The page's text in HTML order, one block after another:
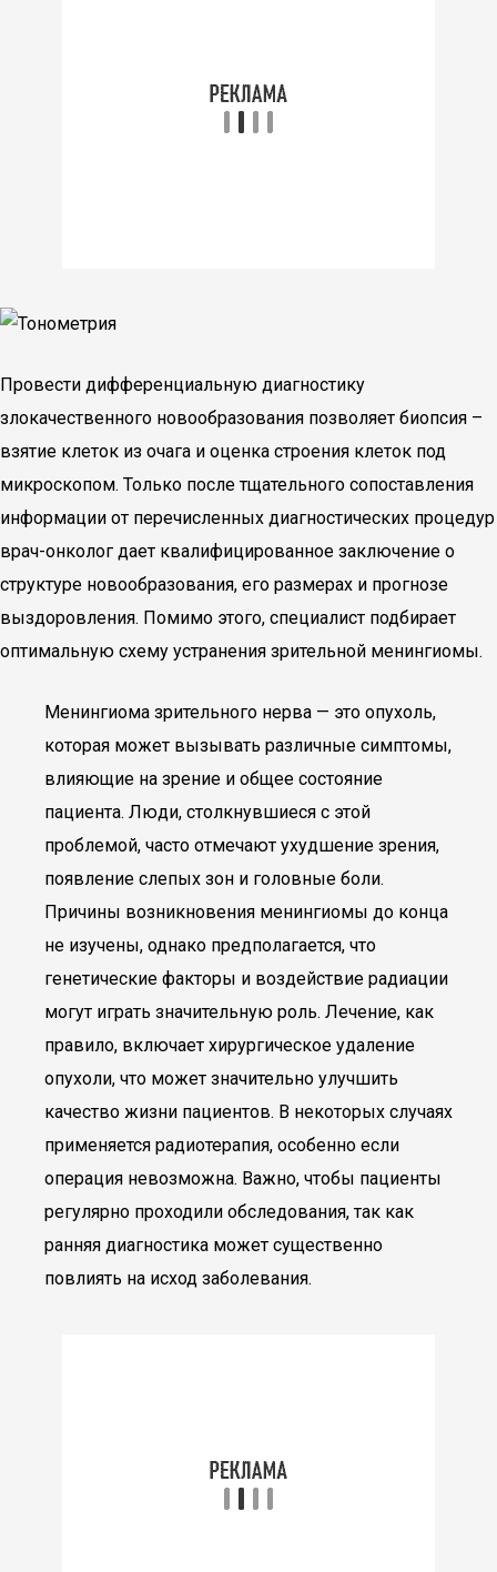
Провести дифференциальную диагностику
злокачественного новообразования позволяет биопсия –
взятие клеток из очага и оценка строения клеток под
микроскопом. Только после тщательного сопоставления
информации от перечисленных диагностических процедур
врач-онколог дает квалифицированное заключение о
структуре новообразования, его размерах и прогнозе
выздоровления. Помимо этого, специалист подбирает
оптимальную схему устранения зрительной менингиомы.
Менингиома зрительного нерва — это опухоль,
которая может вызывать различные симптомы,
влияющие на зрение и общее состояние
пациента. Люди, столкнувшиеся с этой
проблемой, часто отмечают ухудшение зрения,
появление слепых зон и головные боли.
Причины возникновения менингиомы до конца
не изучены, однако предполагается, что
генетические факторы и воздействие радиации
могут играть значительную роль. Лечение, как
правило, включает хирургическое удаление
опухоли, что может значительно улучшить
качество жизни пациентов. В некоторых случаях
применяется радиотерапия, особенно если
операция невозможна. Важно, чтобы пациенты
регулярно проходили обследования, так как
ранняя диагностика может существенно
повлиять на исход заболевания.